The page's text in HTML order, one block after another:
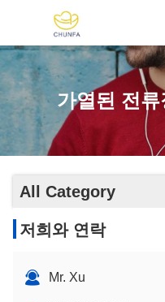
가열된 전
All Category
저희와 연락
Mr. Xu